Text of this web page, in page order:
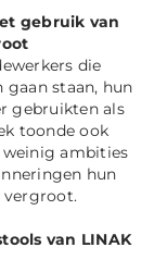
gebruik van
die
gaan staan, hun
gebruikten als
toonde ook
weinig ambities
hun
van LINAK